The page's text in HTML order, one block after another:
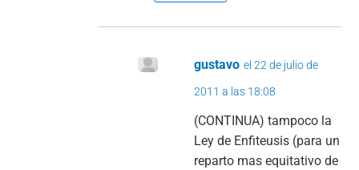
gustavo el 22 de julio de
2011 a las 18:08
(CONTINUA) tampoco la
Ley de Enfiteusis (para un
reparto mas equitativo de